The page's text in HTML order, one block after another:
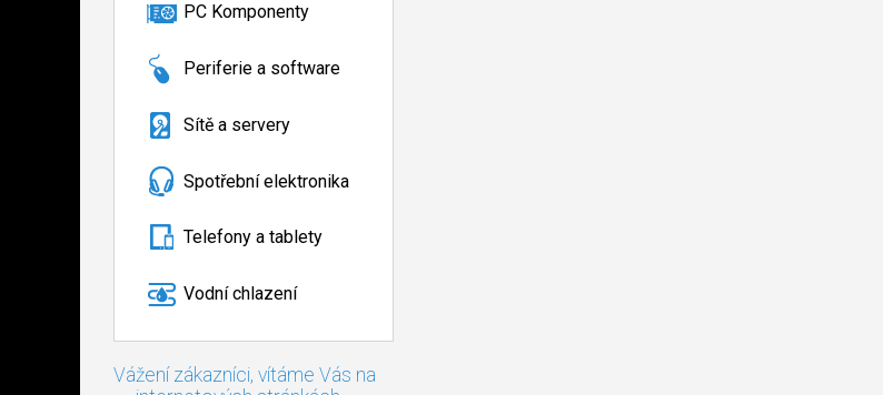
PC Komponenty
Periferie a software
Sítě a servery
Spotřební elektronika
Telefony a tablety
Vodní chlazení
Vážení zákazníci, vítáme Vás na